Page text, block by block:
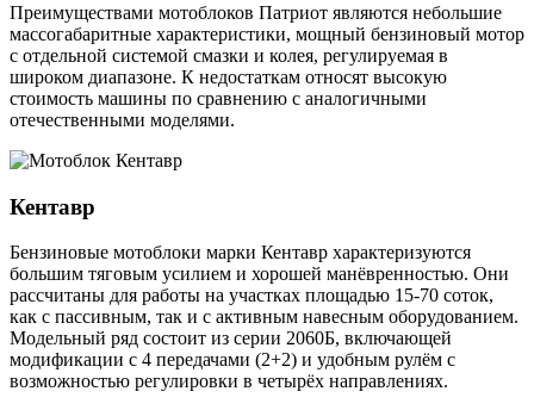
Преимуществами мотоблоков Патриот являются небольшие
массогабаритные характеристики, мощный бензиновый мотор
с отдельной системой смазки и колея, регулируемая в
широком диапазоне. К недостаткам относят высокую
стоимость машины по сравнению с аналогичными
отечественными моделями.
Кентавр
Бензиновые мотоблоки марки Кентавр характеризуются
большим тяговым усилием и хорошей манёвренностью. Они
рассчитаны для работы на участках площадью 15-70 соток,
как с пассивным, так и с активным навесным оборудованием.
Модельный ряд состоит из серии 2060Б, включающей
модификации с 4 передачами (2+2) и удобным рулём с
возможностью регулировки в четырёх направлениях.